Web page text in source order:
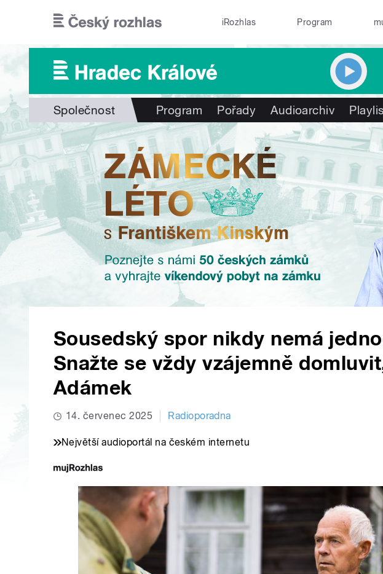
iRozhlas Program
Společnost Program Pořady Audioarchiv
Sousedský spor nikdy nemá
Snažte se vždy vzájemně
Adámek
14. červenec 2025 Radioporadna
Největší audioportál na českém internetu